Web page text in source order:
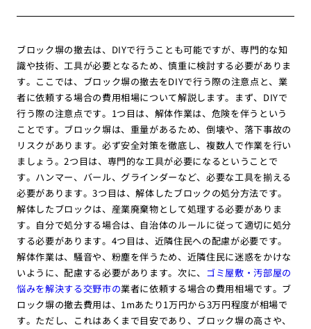
ブロック塀の撤去は、DIYで行うことも可能ですが、専門的な知
識や技術、工具が必要となるため、慎重に検討する必要がありま
す。ここでは、ブロック塀の撤去をDIYで行う際の注意点と、業
者に依頼する場合の費用相場について解説します。まず、DIYで
行う際の注意点です。1つ目は、解体作業は、危険を伴うという
ことです。ブロック塀は、重量があるため、倒壊や、落下事故の
リスクがあります。必ず安全対策を徹底し、複数人で作業を行い
ましょう。2つ目は、専門的な工具が必要になるということで
す。ハンマー、バール、グラインダーなど、必要な工具を揃える
必要があります。3つ目は、解体したブロックの処分方法です。
解体したブロックは、産業廃棄物として処理する必要がありま
す。自分で処分する場合は、自治体のルールに従って適切に処分
する必要があります。4つ目は、近隣住民への配慮が必要です。
解体作業は、騒音や、粉塵を伴うため、近隣住民に迷惑をかけな
いように、配慮する必要があります。次に、 ゴミ屋敷・汚部屋の
悩みを解決する交野市の業者に依頼する場合の費用相場です。ブ
ロック塀の撤去費用は、1mあたり1万円から3万円程度が相場で
す。ただし、これはあくまで目安であり、ブロック塀の高さや、